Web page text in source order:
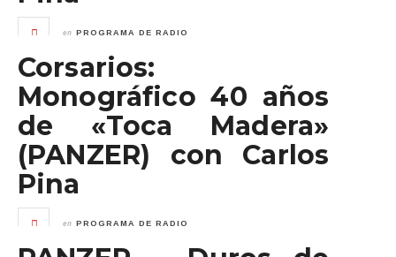
en PROGRAMA DE RADIO
Corsarios:
Monográfico 40 años
de «Toca Madera»
(PANZER) con Carlos
Pina
en PROGRAMA DE RADIO